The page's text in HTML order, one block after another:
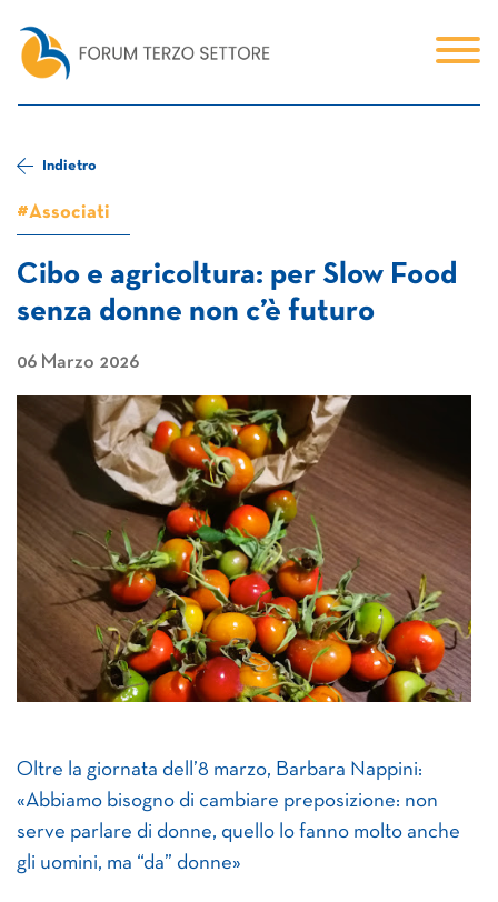
Indietro
#Associati
Cibo e agricoltura: per Slow Food
senza donne non c’è futuro
06 Marzo 2026
Oltre la giornata dell’8 marzo, Barbara Nappini:
«Abbiamo bisogno di cambiare preposizione: non
serve parlare di donne, quello lo fanno molto anche
gli uomini, ma “da” donne»